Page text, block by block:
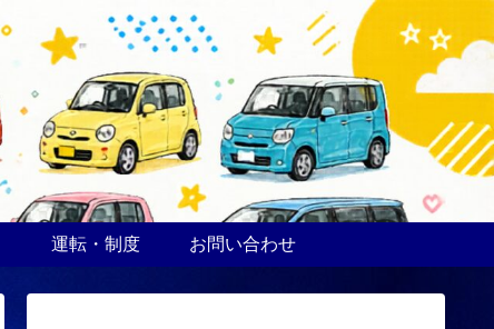
運転・制度 お問い合わせ